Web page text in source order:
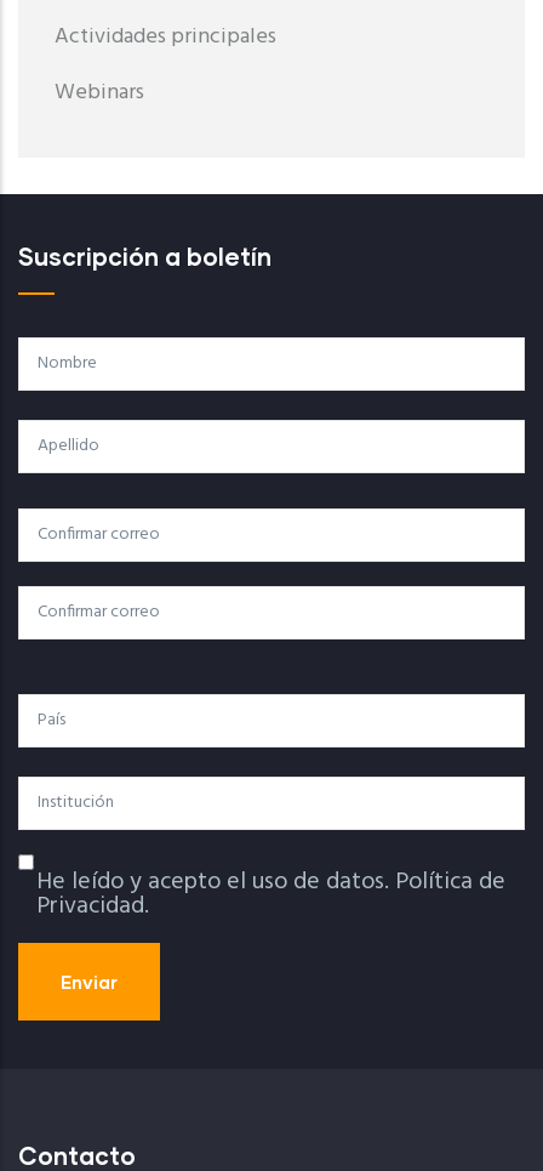
Actividades principales
Webinars
Suscripción a boletín
Nombre
Apellido
Correo
Electrónico
Correo Electrónico
Confirmar Correo
País
Institución
Política De Privacidad
He leído y acepto el uso de datos. Política de
Privacidad.
Contacto